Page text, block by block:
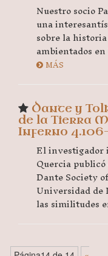
Nuestro socio
una
sobre la
ambientados
MÁS
Dante y
de la Tierra
Inferno
El investigador
Quercia
Dante Society
Universidad
las similitudes